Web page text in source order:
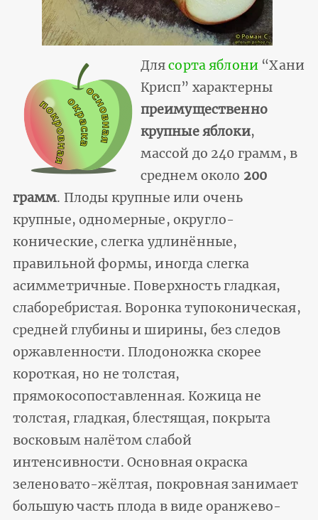
Длясорта яблони “Хани
Крисп” характерны
преимущественно
крупные яблоки,
массой до 240 грамм, в
среднем около 200
грамм. Плоды крупные или очень
крупные, одномерные, округло-
конические, слегка удлинённые,
правильной формы, иногда слегка
асимметричные. Поверхность гладкая,
слаборебристая. Воронка тупоконическая,
средней глубины и ширины, без следов
оржавленности. Плодоножка скорее
короткая, но не толстая,
прямокосопоставленная. Кожица не
толстая, гладкая, блестящая, покрыта
восковым налётом слабой
интенсивности. Основная окраска
зеленовато-жёлтая, покровная занимает
большую часть плода в виде оранжево-